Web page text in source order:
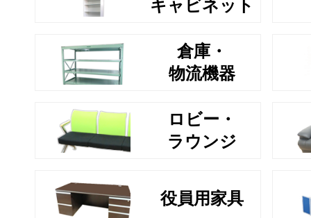
キャビネット
倉庫・
物流機器
ロビー・
ラウンジ
役員用家具